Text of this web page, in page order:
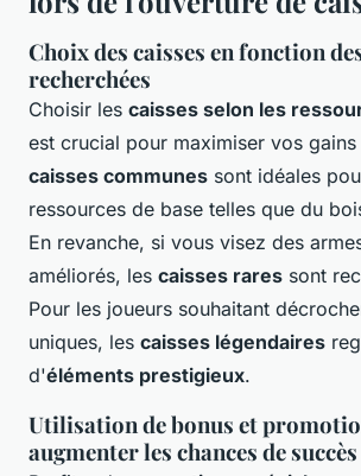
Choix des caisses en fonction
recherchées
Choisir les caisses selon les
est crucial pour maximiser vos gains
caisses communes sont idéales
ressources de base telles que du
En revanche, si vous visez des
améliorés, les caisses rares sont
Pour les joueurs souhaitant
uniques, les caisses légendaires
d'éléments prestigieux.
Utilisation de bonus et
augmenter les chances de succès